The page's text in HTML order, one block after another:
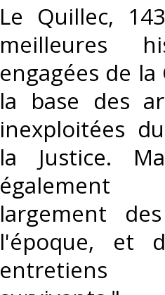
‎Le Quillec,
meilleures
engagées de
la base des
inexploitées
la Justice.
largement
l'époque, et